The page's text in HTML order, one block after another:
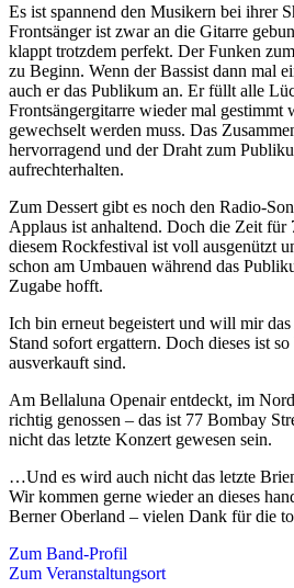
Es ist spannend den Musikern bei ihrer
Frontsänger ist zwar an die Gitarre
klappt trotzdem perfekt. Der Funken
zu Beginn. Wenn der Bassist dann mal
auch er das Publikum an. Er füllt alle
Frontsängergitarre wieder mal gestimmt
gewechselt werden muss. Das
hervorragend und der Draht zum
aufrechterhalten.
Zum Dessert gibt es noch den Radio-
Applaus ist anhaltend. Doch die Zeit für
diesem Rockfestival ist voll ausgenützt
schon am Umbauen während das
Zugabe hofft.
Ich bin erneut begeistert und will mir
Stand sofort ergattern. Doch dieses ist
ausverkauft sind.
Am Bellaluna Openair entdeckt, im
richtig genossen – das ist 77 Bombay
nicht das letzte Konzert gewesen sein.
…Und es wird auch nicht das letzte
Wir kommen gerne wieder an dieses
Berner Oberland – vielen Dank für die
Zum Band-Profil
Zum Veranstaltungsort